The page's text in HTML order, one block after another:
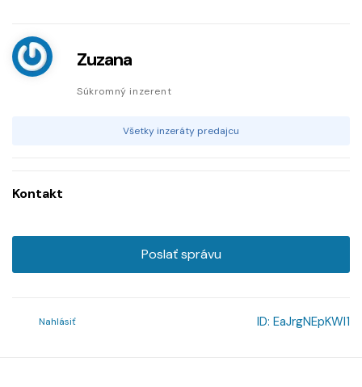
Zuzana
Súkromný inzerent
Všetky inzeráty predajcu
Kontakt
Poslať správu
Nahlásiť ID: EaJrgNEpKWl1